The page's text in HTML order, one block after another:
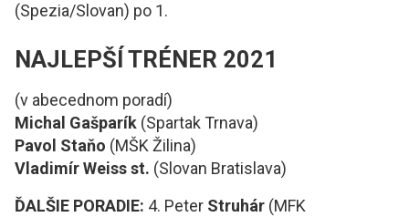
(Spezia/Slovan) po 1.
NAJLEPŠÍ TRÉNER 2021
(v abecednom poradí)
Michal Gašparík (Spartak Trnava)
Pavol Staňo (MŠK Žilina)
Vladimír Weiss st. (Slovan Bratislava)
ĎALŠIE PORADIE: 4. Peter Struhár (MFK